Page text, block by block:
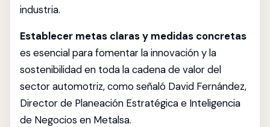
industria.
Establecer metas claras y medidas concretas
es esencial para fomentar la innovación y la
sostenibilidad en toda la cadena de valor del
sector automotriz, como señaló David Fernández,
Director de Planeación Estratégica e Inteligencia
de Negocios en Metalsa.